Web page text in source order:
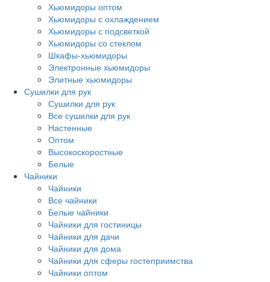
Хьюмидоры оптом
Хьюмидоры с охлаждением
Хьюмидоры с подсветкой
Хьюмидоры со стеклом
Шкафы-хьюмидоры
Электронные хьюмидоры
Элитные хьюмидоры
Сушилки для рук
Сушилки для рук
Все сушилки для рук
Настенные
Оптом
Высокоскоростные
Белые
Чайники
Чайники
Все чайники
Белые чайники
Чайники для гостиницы
Чайники для дачи
Чайники для дома
Чайники для сферы гостеприимства
Чайники оптом